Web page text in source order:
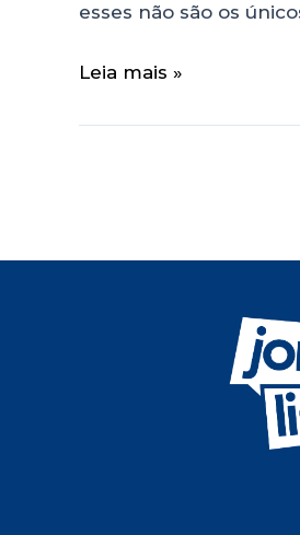
esses não são os
Leia mais »